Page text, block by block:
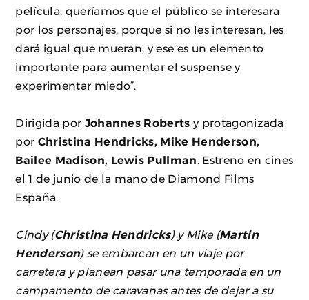
película, queríamos que el público se interesara
por los personajes, porque si no les interesan, les
dará igual que mueran, y ese es un elemento
importante para aumentar el suspense y
experimentar miedo”.
Dirigida por Johannes Robertsy protagonizada
por Christina Hendricks, Mike Henderson,
Bailee Madison, Lewis Pullman
. Estreno en cines
el 1 de junio de la mano de Diamond Films
España.
Cindy (Christina Hendricks) y Mike (Martin
Henderson) se embarcan en un viaje por
carretera y planean pasar una temporada en un
campamento de caravanas antes de dejar a su